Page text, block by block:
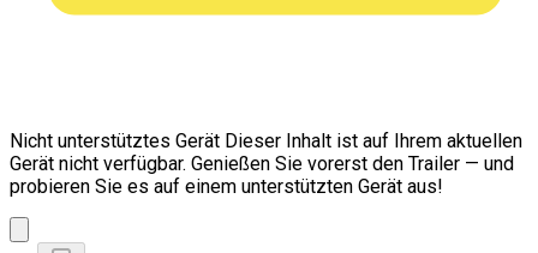
Nicht unterstütztes Gerät Dieser Inhalt ist auf Ihrem aktuellen
Gerät nicht verfügbar. Genießen Sie vorerst den Trailer — und
probieren Sie es auf einem unterstützten Gerät aus!